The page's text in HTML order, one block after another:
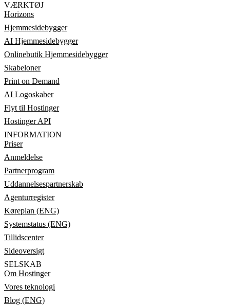
VÆRKTØJ
Horizons
Hjemmesidebygger
AI Hjemmesidebygger
Onlinebutik Hjemmesidebygger
Skabeloner
Print on Demand
AI Logoskaber
Flyt til Hostinger
Hostinger API
INFORMATION
Priser
Anmeldelse
Partnerprogram
Uddannelsespartnerskab
Agenturregister
Køreplan (ENG)
Systemstatus (ENG)
Tillidscenter
Sideoversigt
SELSKAB
Om Hostinger
Vores teknologi
Blog (ENG)